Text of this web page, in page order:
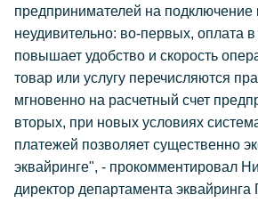
предпринимателей на подключение
неудивительно: во-первых, оплата
повышает удобство и скорость
товар или услугу перечисляются
мгновенно на расчетный счет
вторых, при новых условиях
платежей позволяет существенно
эквайринге", - прокомментировал
директор департамента